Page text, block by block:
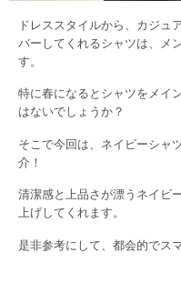
ドレススタイルから、カジュ
バーしてくれるシャツは、メ
す。
特に春になるとシャツをメイ
はないでしょうか？
そこで今回は、ネイビーシャ
介！
清潔感と上品さが漂うネイビ
上げしてくれます。
是非参考にして、都会的でス